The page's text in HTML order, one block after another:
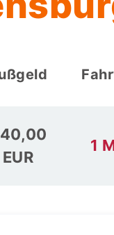
EUR
1